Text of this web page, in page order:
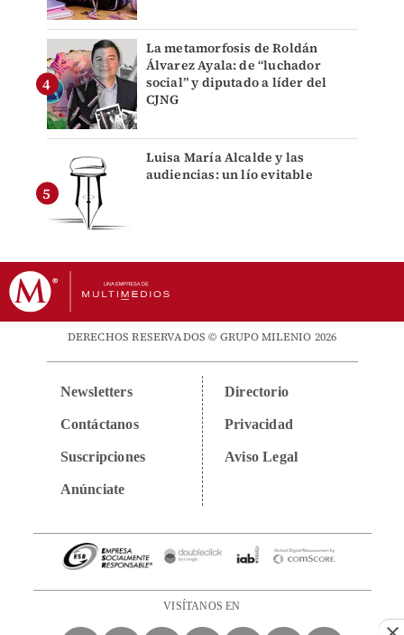
La metamorfosis de Roldán
Álvarez Ayala: de “luchador
social” y diputado a líder del
CJNG
Luisa María Alcalde y las
audiencias: un lío evitable
DERECHOS RESERVADOS © GRUPO MILENIO 2026
Newsletters
Contáctanos
Suscripciones
Anúnciate
Directorio
Privacidad
Aviso Legal
VISÍTANOS EN